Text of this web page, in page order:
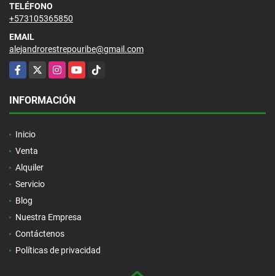
TELÉFONO
+573105365850
EMAIL
alejandrorestrepouribe@gmail.com
Facebook
X InstagramYouTubeTikTok
INFORMACIÓN
Inicio
Venta
Alquiler
Servicio
Blog
Nuestra Empresa
Contáctenos
Políticas de privacidad